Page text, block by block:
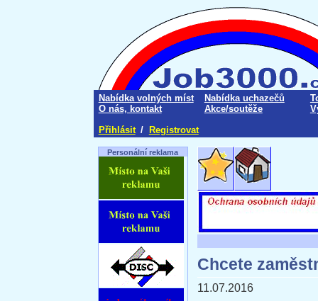
Nabídka volných míst Nabídka uchazečů
O nás, kontakt
Akce/soutěže
Přihlásit / Registrovat
Personální reklama
Chcete
11.07.2016